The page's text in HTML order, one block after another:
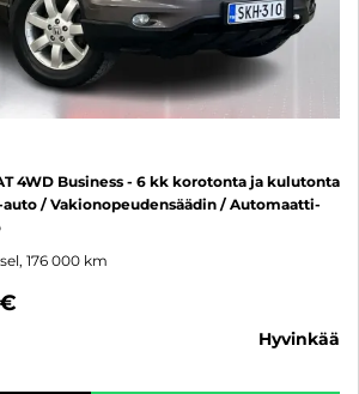
4WD Business - 6 kk korotonta ja kulutonta
/ Vakionopeudensäädin / Automaatti-
176 000 km
hyvinkää